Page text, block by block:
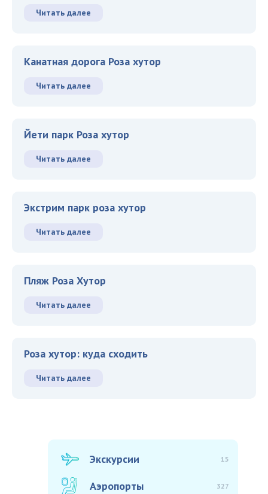
Читать далее
Канатная дорога Роза хутор
Читать далее
Йети парк Роза хутор
Читать далее
Экстрим парк роза хутор
Читать далее
Пляж Роза Хутор
Читать далее
Роза хутор: куда сходить
Читать далее
Экскурсии 15
Аэропорты 327